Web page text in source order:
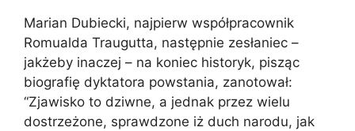
Marian Dubiecki, najpierw współpracownik
Romualda Traugutta, następnie zesłaniec –
jakżeby inaczej – na koniec historyk, pisząc
biografię dyktatora powstania, zanotował:
“Zjawisko to dziwne, a jednak przez wielu
dostrzeżone, sprawdzone iż duch narodu, jak